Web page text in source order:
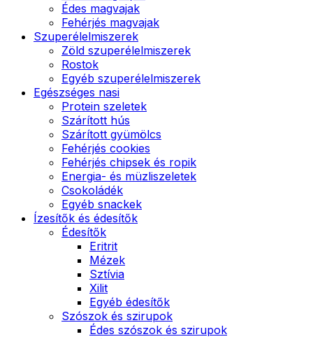
Édes magvajak
Fehérjés magvajak
Szuperélelmiszerek
Zöld szuperélelmiszerek
Rostok
Egyéb szuperélelmiszerek
Egészséges nasi
Protein szeletek
Szárított hús
Szárított gyümölcs
Fehérjés cookies
Fehérjés chipsek és ropik
Energia- és müzliszeletek
Csokoládék
Egyéb snackek
Ízesítők és édesítők
Édesítők
Eritrit
Mézek
Sztívia
Xilit
Egyéb édesítők
Szószok és szirupok
Édes szószok és szirupok